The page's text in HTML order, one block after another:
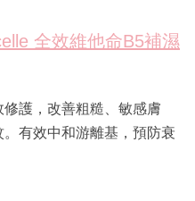
全效維他命B5補濕
護，改善粗糙、敏感膚
有效中和游離基，預防衰